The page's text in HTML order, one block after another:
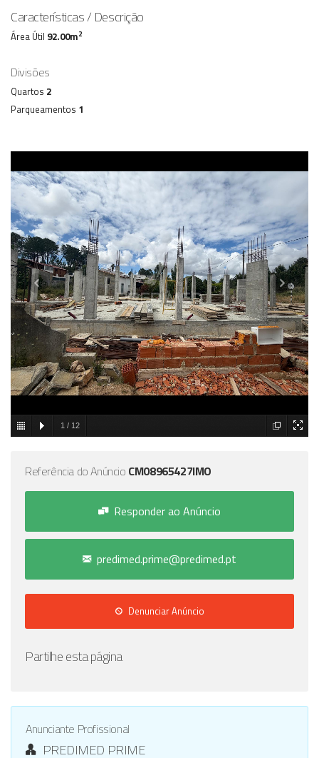
Características / Descrição
Área Útil 92.00m2
Divisões
Quartos 2
Parqueamentos 1
1 / 12
Referência do Anúncio CM08965427IMO
Responder ao Anúncio
predimed.prime@predimed.pt
Denunciar Anúncio
Partilhe esta página
Anunciante Profissional
PREDIMED PRIME